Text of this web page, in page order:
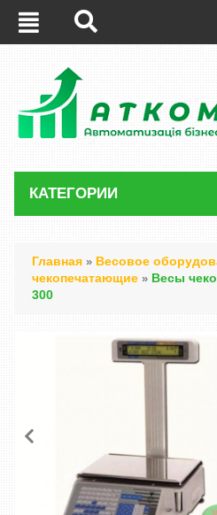
КАТЕГОРИИ
Главная » Весовое
чекопечатающие » Весы
300